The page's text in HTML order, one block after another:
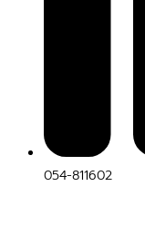
054-811602